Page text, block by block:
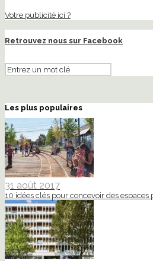
Votre publicité ici ?
Retrouvez nous sur Facebook
Les plus populaires
31 août 2017
10 idées clés pour concevoir des